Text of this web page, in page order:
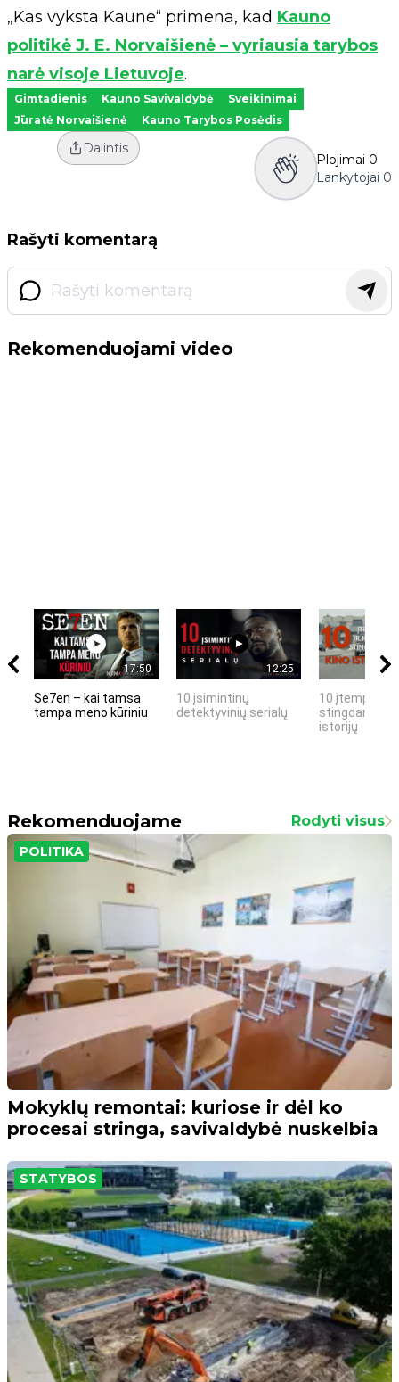
„Kas vyksta Kaune“ primena, kad Kauno
politikė J. E. Norvaišienė – vyriausia tarybos
narė visoje Lietuvoje.
Gimtadienis Kauno Savivaldybė
Sveikinimai
Jūratė Norvaišienė
Kauno Tarybos Posėdis
Dalintis
Plojimai 0
Lankytojai 0
Rašyti komentarą
Rekomenduojami video
17:50
Se7en – kai tamsa
tampa meno kūriniu
12:25
10 įsimintinų
detektyvinių serialų
10 įtemptų,
stingdančių
istorijų
Rekomenduojame Rodyti visus
POLITIKA
Mokyklų remontai: kuriose ir dėl ko
procesai stringa, savivaldybė nuskelbia
STATYBOS